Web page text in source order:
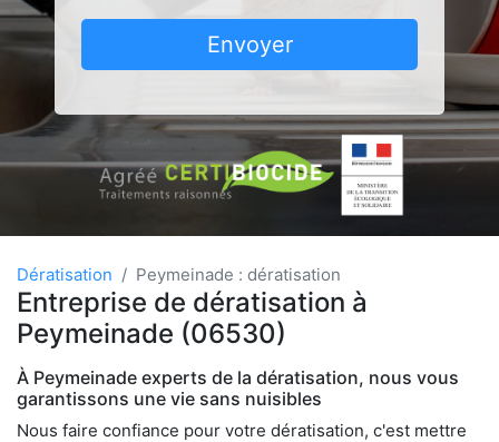
Envoyer
Dératisation Peymeinade : dératisation
Entreprise de dératisation à
Peymeinade (06530)
À Peymeinade experts de la dératisation, nous vous
garantissons une vie sans nuisibles
Nous faire confiance pour votre dératisation, c'est mettre